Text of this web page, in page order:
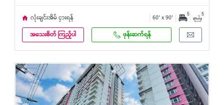
လုံးချင်းအိမ် ငှားရန် 60' x 90' 5 5
အသေးစိတ် ကြည့်ပါ ဖုန်းဆက်ရန်